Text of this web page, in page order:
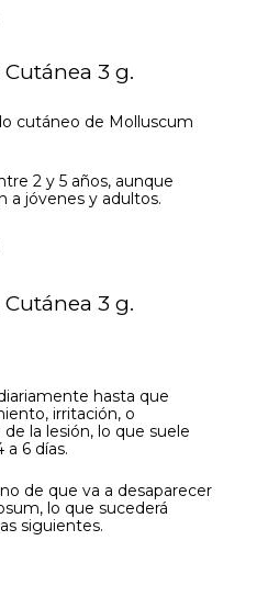
3 g.
cutáneo de Molluscum
2 y 5 años, aunque
a jóvenes y adultos.
3 g.
hasta que
irritación, o
la lesión, lo que suele
a 6 días.
de que va a desaparecer
lo que sucederá
siguientes.